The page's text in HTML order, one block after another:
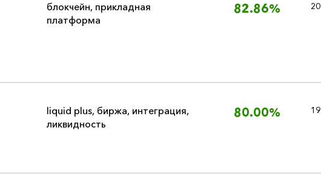
блокчейн, прикладная
платформа
82.86%
liquid plus, биржа, интеграция,
ликвидность
80.00%